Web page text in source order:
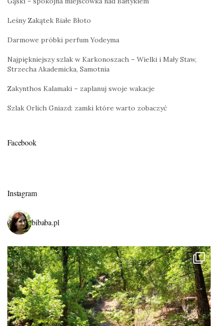
Leśny Zakątek Białe Błoto
Darmowe próbki perfum Yodeyma
Najpiękniejszy szlak w Karkonoszach – Wielki i Mały Staw,
Strzecha Akademicka, Samotnia
Zakynthos Kalamaki – zaplanuj swoje wakacje
Szlak Orlich Gniazd: zamki które warto zobaczyć
Facebook
Instagram
bibaba.pl